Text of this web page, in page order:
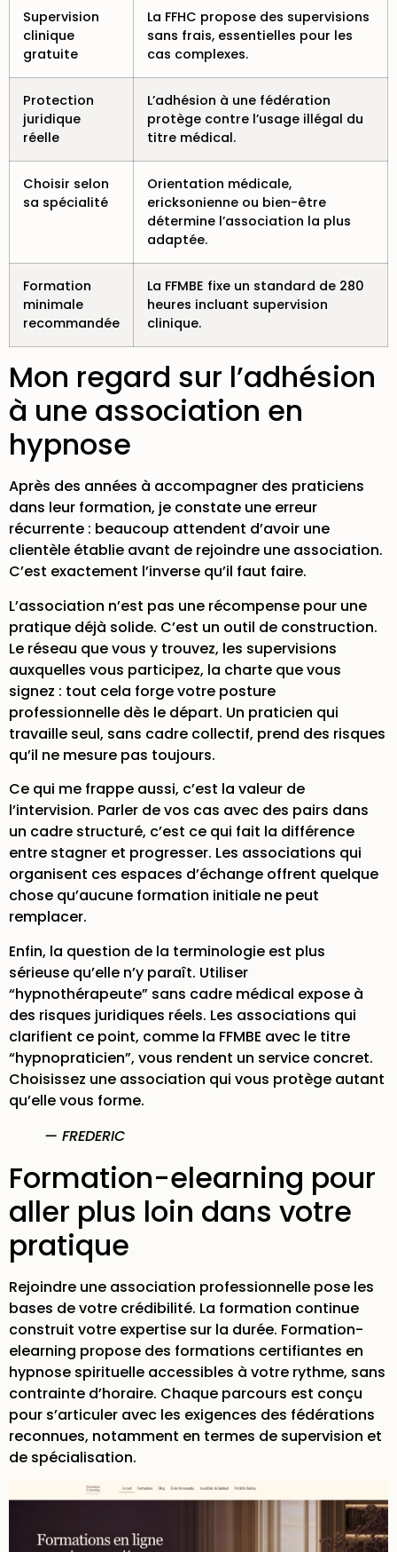
Supervision
clinique
gratuite
La FFHC propose des supervisions
sans frais, essentielles pour les
cas complexes.
Protection
juridique
réelle
L’adhésion à une fédération
protège contre l’usage illégal du
titre médical.
Choisir selon
sa spécialité
Orientation médicale,
ericksonienne ou bien-être
détermine l’association la plus
adaptée.
Formation
minimale
recommandée
La FFMBE fixe un standard de 280
heures incluant supervision
clinique.
Mon regard sur l’adhésion
à une association en
hypnose
Après des années à accompagner des praticiens
dans leur formation, je constate une erreur
récurrente : beaucoup attendent d’avoir une
clientèle établie avant de rejoindre une association.
C’est exactement l’inverse qu’il faut faire.
L’association n’est pas une récompense pour une
pratique déjà solide. C’est un outil de construction.
Le réseau que vous y trouvez, les supervisions
auxquelles vous participez, la charte que vous
signez : tout cela forge votre posture
professionnelle dès le départ. Un praticien qui
travaille seul, sans cadre collectif, prend des risques
qu’il ne mesure pas toujours.
Ce qui me frappe aussi, c’est la valeur de
l’intervision. Parler de vos cas avec des pairs dans
un cadre structuré, c’est ce qui fait la différence
entre stagner et progresser. Les associations qui
organisent ces espaces d’échange offrent quelque
chose qu’aucune formation initiale ne peut
remplacer.
Enfin, la question de la terminologie est plus
sérieuse qu’elle n’y paraît. Utiliser
“hypnothérapeute” sans cadre médical expose à
des risques juridiques réels. Les associations qui
clarifient ce point, comme la FFMBE avec le titre
“hypnopraticien”, vous rendent un service concret.
Choisissez une association qui vous protège autant
qu’elle vous forme.
— FREDERIC
Formation-elearning pour
aller plus loin dans votre
pratique
Rejoindre une association professionnelle pose les
bases de votre crédibilité. La formation continue
construit votre expertise sur la durée. Formation-
elearning propose des formations certifiantes en
hypnose spirituelle accessibles à votre rythme, sans
contrainte d’horaire. Chaque parcours est conçu
pour s’articuler avec les exigences des fédérations
reconnues, notamment en termes de supervision et
de spécialisation.